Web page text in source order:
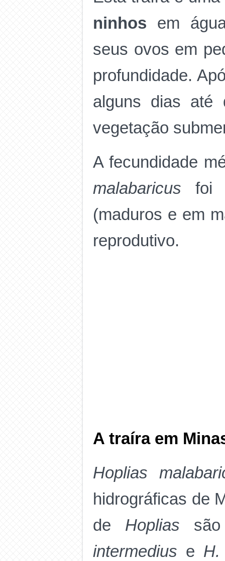
ninhos em
seus ovos em
profundidade.
alguns dias até
vegetação
A fecundidade
malabaricus foi
(maduros e em
reprodutivo.
A traíra em
Hoplias
hidrográficas de
de Hoplias
intermedius e H.